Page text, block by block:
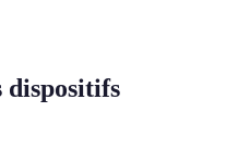
dispositifs